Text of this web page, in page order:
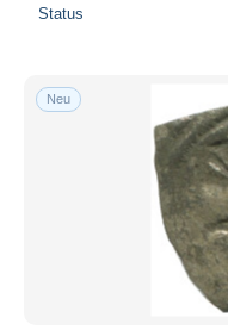
Status
Neu